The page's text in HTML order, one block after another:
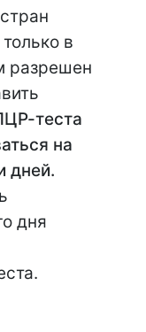
в
разрешен
теста
на
дней.
дня